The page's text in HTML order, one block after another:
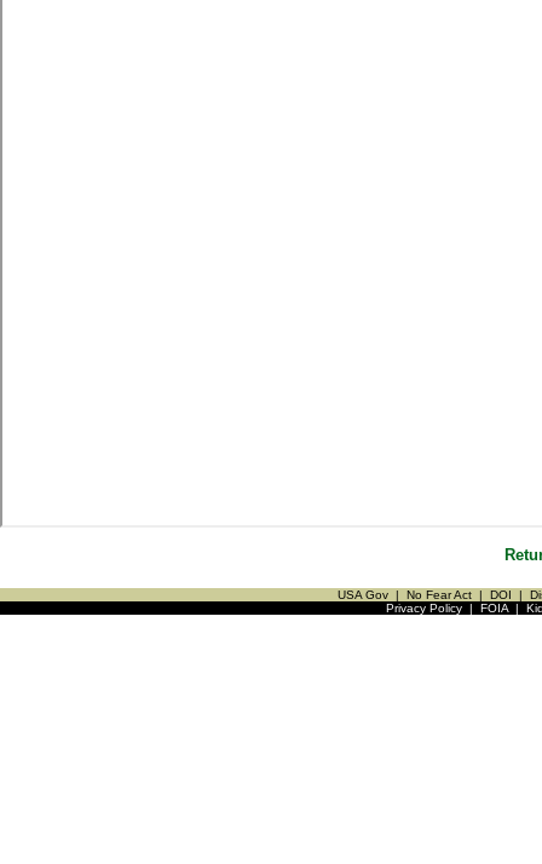
USA Gov | No Fear Act | DOI |
Privacy Policy| FOIA|